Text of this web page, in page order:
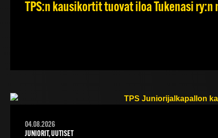
TPS:n kausikortit tuovat iloa Tukenasi
04.08.2026
JUNIORIT, UUTISET